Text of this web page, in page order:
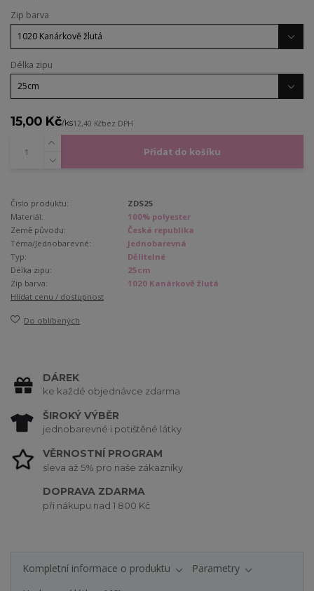
Zip barva
Délka zipu
15,00 Kč/ks12,40 Kčbez DPH
Přidat do košíku
Číslo produktu:
ZDS25
Materiál:
100% polyester
Země původu:
Česká republika
Téma/Jednobarevné:
Jednobarevná
Typ:
Dělitelné
Délka zipu:
25cm
Zip barva:
1020 Kanárkově žlutá
Hlídat cenu / dostupnost
Do oblíbených
DÁREK
ke každé objednávce zdarma
ŠIROKÝ VÝBĚR
jednobarevné i potištěné látky
VĚRNOSTNÍ PROGRAM
sleva až 5% pro naše zákazníky
DOPRAVA ZDARMA
při nákupu nad 1 800 Kč
Kompletní informace o produktu
Parametry